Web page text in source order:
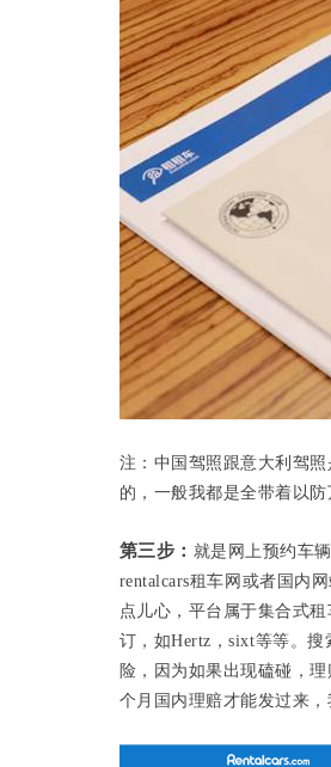
注：中国驾照跟意大利驾
的，一般我都是全带着以
第三步： 就是网上预约车
rentalcars租车网或者国内
点儿心，平台属于集合式
订，如Hertz，sixt等等。
险，因为如果出现磕碰，
个月国内理赔才能发过来